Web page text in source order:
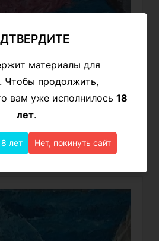
материалы для
Чтобы продолжить,
вам уже исполнилось 18
лет.
лет Нет, покинуть сайт